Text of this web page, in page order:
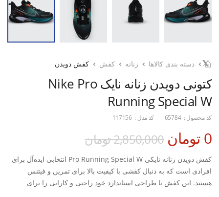
دسته بندی کالاها زنانه کفش کفش دویدن
کتونی دویدن زنانه نایک Nike Pro
Running Special W
کد محصول : 65784 کد مدل : 117156
0 تومان 2,850,000 تومان
کفش دویدن زنانه نایکی Pro Running Special W انتخابی ایده‌آل برای
افرادی است که به دنبال کفشی با کیفیت بالا برای تمرین و فیتنس
هستند. این کفش با طراحی استاندارد خود راحتی و کارایی را برای